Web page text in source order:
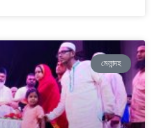
মেলান্দহ